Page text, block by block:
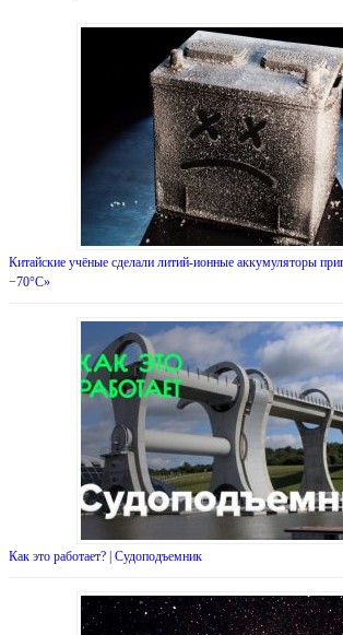
Китайские учёные сделали литий-ионные аккумуляторы
−70°С»
Как это работает? | Судоподъемник